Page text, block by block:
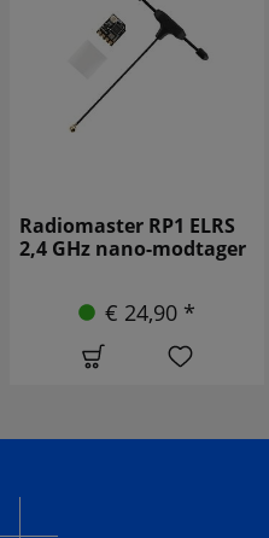
Radiomaster RP1 ELRS
2,4 GHz nano-modtager
€ 24,90 *